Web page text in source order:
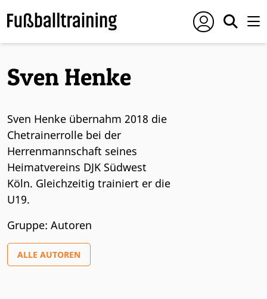
Sven Henke
Sven Henke übernahm 2018 die
Chetrainerrolle bei der
Herrenmannschaft seines
Heimatvereins DJK Südwest
Köln. Gleichzeitig trainiert er die
U19.
Gruppe: Autoren
ALLE AUTOREN